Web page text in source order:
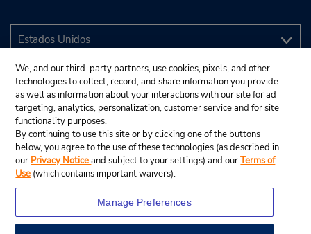
We, and our third-party partners, use cookies, pixels, and other
technologies to collect, record, and share information you provide
as well as information about your interactions with our site for ad
targeting, analytics, personalization, customer service and for site
functionality purposes.
By continuing to use this site or by clicking one of the buttons
below, you agree to the use of these technologies (as described in
our Privacy Noticeand subject to your settings) and ourTerms of
Use (which contains important waivers).
Manage Preferences